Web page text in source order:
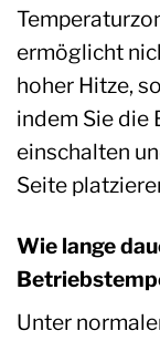
ermöglicht
hoher Hitze,
indem Sie die
einschalten
Seite
Wie lange
Unter